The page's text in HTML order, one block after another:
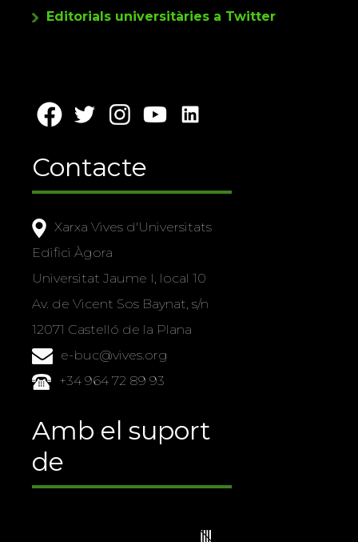
Editorials universitàries a Twitter
Contacte
Xarxa Vives d'Universitats
Edifici Àgora
Universitat Jaume I, local 10
Av. de Vicent Sos Baynat, s/n
12071 Castelló de la Plana
e-buc@vives.org
+34 964 72 89 93
Amb el suport
de